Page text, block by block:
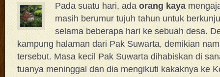
Pada suatu hari, ada orang kaya
masih berumur tujuh tahun untuk
selama beberapa hari ke sebuah desa.
kampung halaman dari Pak Suwarta, demikian
tersebut. Masa kecil Pak Suwarta dihabiskan di
tuanya meninggal dan dia mengikuti kakaknya ke